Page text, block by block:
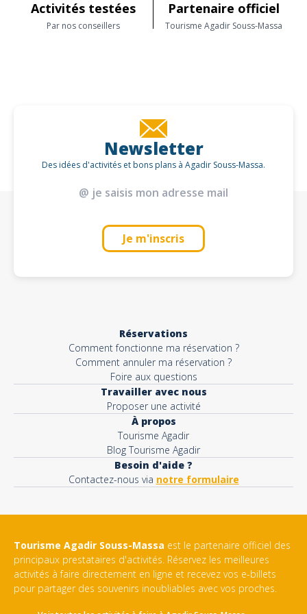
Télévision écran plat
Vue sur montagne
Activités testées
Par nos conseillers
Partenaire officiel
Tourisme Agadir Souss-Massa
Newsletter
Des idées d'activités et bons plans à Agadir Souss-Massa.
Je m'inscris
Réservations
Comment fonctionne ma réservation ?
Comment annuler ma réservation ?
Foire aux questions
Travailler avec nous
Proposer une activité
À propos
Tourisme Agadir
Blog Tourisme Agadir
Besoin d'aide ?
Contactez-nous via notre formulaire
Tourisme Agadir Souss-Massa est le partenaire officiel des
principaux prestataires d'activités. Réservez les meilleures
activités à faire directement en ligne et recevez vos e-billets
pour partager des souvenirs inoubliables avec vos proches.